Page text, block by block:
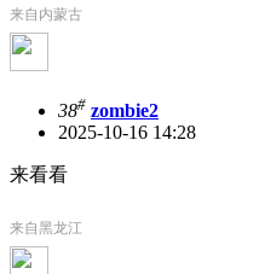
来自内蒙古
38# zombie2
2025-10-16 14:28
来看看
来自黑龙江